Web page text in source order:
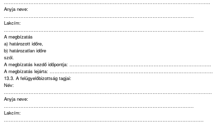
Anyja neve:
Lakcím:
A megbízatás
a) határozott időre,
b) határozatlan időre
szól.
A megbízatás kezdő időpontja: …………………………………………………………………………..
A megbízatás lejárta: ………………………………………………………………………………………
13.3. A felügyelőbizottság tagjai:
Név:
Anyja neve:
Lakcím: